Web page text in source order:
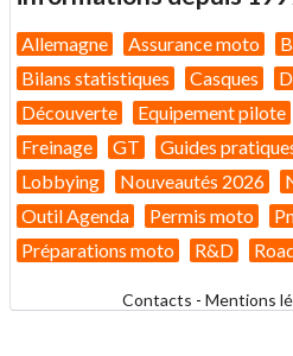
Allemagne Assurance moto
Bilans statistiques
Casques
Découverte
Equipement pilote
Freinage
GT Guides
Lobbying
Nouveautés 2026
Outil Agenda
Permis moto
Préparations moto
R&D
Contacts - Mentions